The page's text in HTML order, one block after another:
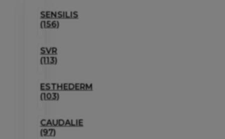
SENSILIS
(156)
SVR
(113)
ESTHEDERM
(103)
CAUDALIE
(97)